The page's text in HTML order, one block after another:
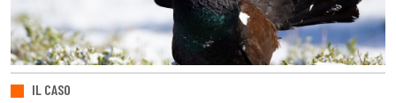
IL CASO